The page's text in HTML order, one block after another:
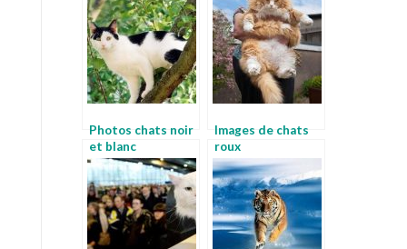
Photos chats noir
et blanc
Images de chats
roux